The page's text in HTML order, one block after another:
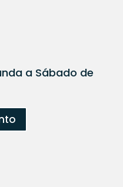
a Sábado de